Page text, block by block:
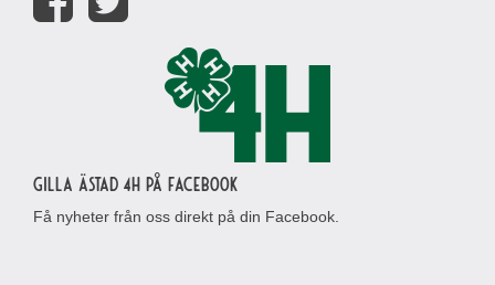
Gilla Ästad 4H på Facebook
Få nyheter från oss direkt på din Facebook.